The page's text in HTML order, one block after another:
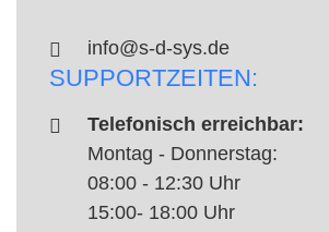
info@s-d-sys.de
SUPPORTZEITEN:
Telefonisch erreichbar:
Montag - Donnerstag:
08:00 - 12:30 Uhr
15:00- 18:00 Uhr